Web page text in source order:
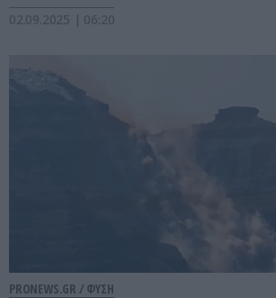
02.09.2025 | 06:20
PRONEWS.GR / ΦΥΣΗ